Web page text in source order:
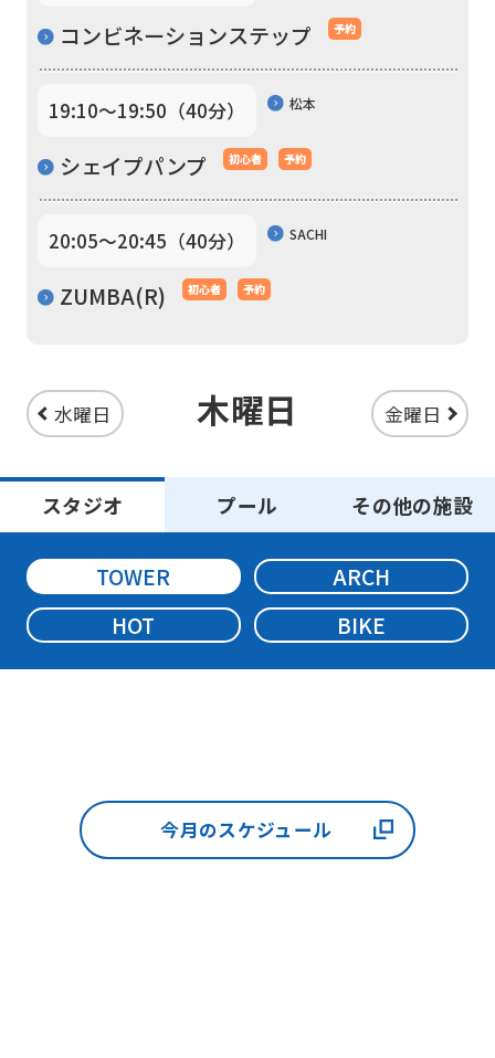
コンビネーションステップ 予約
19:10〜19:50（40分） 松本
シェイプパンプ 初心者 予約
20:05〜20:45（40分） SACHI
ZUMBA(R) 初心者 予約
水曜日 木曜日 金曜日
スタジオ プール その他の施設
TOWER
ARCH
HOT
BIKE
今月のスケジュール
Japanese
of
this
will
translated
it
may
not
be
an
accurate
translation.
The
the
original